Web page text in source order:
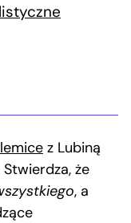
z Lubiną
że
, a